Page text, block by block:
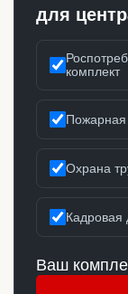
для
комплект
Охрана
Кадровая
Ваш